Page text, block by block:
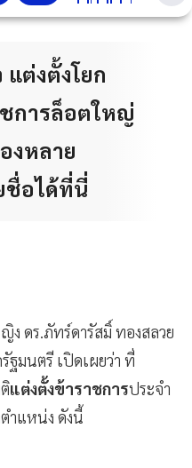
ต่งตั้งโยก
การล็อตใหญ่
งหลาย
ชื่อได้ที่นี่
ดร.ภัทร์ดารัสมิ์ ทองสลวย
ฐมนตรี เปิดเผยว่า ที่
แต่งตั้งข้าราชการประจำ
ตำแหน่ง ดังนี้